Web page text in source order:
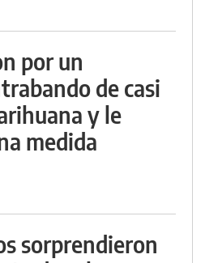
por un
de casi
y le
medida
sorprendieron